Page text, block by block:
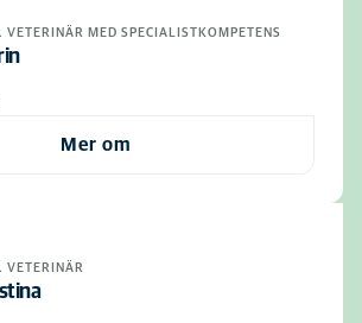
VETERINÄR MED SPECIALISTKOMPETENS
Mer om
VETERINÄR